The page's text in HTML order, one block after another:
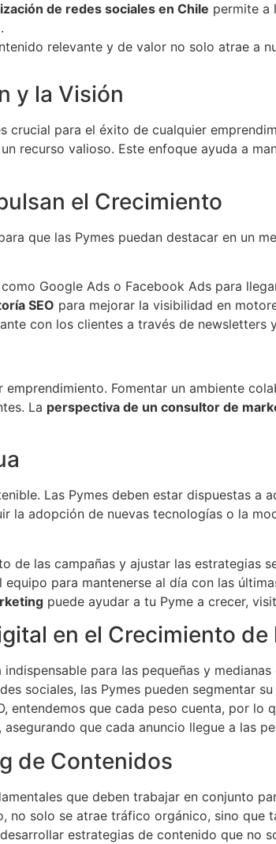
de redes sociales en Chile permite a
relevante y de valor no solo atrae a
y la Visión
crucial para el éxito de cualquier
recurso valioso. Este enfoque ayuda a
el Crecimiento
que las Pymes puedan destacar en un
Google Ads o Facebook Ads para
SEO para mejorar la visibilidad en
con los clientes a través de newsletters
Fomentar un ambiente
La perspectiva de un consultor de
Las Pymes deben estar dispuestas a
la adopción de nuevas tecnologías o la
de las campañas y ajustar las estrategias
para mantenerse al día con las
puede ayudar a tu Pyme a crecer,
en el Crecimiento de
para las pequeñas y
sociales, las Pymes pueden segmentar
entendemos que cada peso cuenta, por lo
que cada anuncio llegue a las
de Contenidos
que deben trabajar en conjunto
solo se atrae tráfico orgánico, sino que
estrategias de contenido que no